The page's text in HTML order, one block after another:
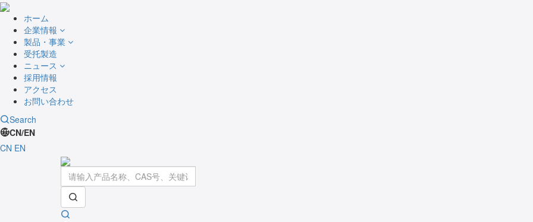
ホーム
企業情報
製品・事業
受托製造
ニュース
採用情報
アクセス
お問い合わせ
Search
CN/EN
CN EN